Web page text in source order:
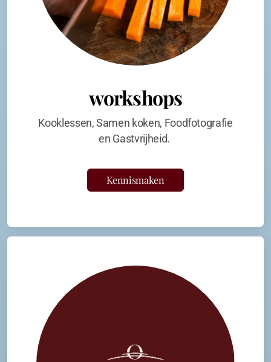
workshops
Kooklessen, Samen koken, Foodfotografie
en Gastvrijheid.
Kennismaken